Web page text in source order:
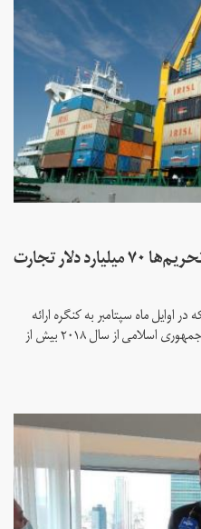
گزارش دولت آمریکا به کنگره: تحریم‌ها ۷۰ میلیارد دلار تجارت
اوایل ماه سپتامبر به کنگره ارائه
شد، تحریم‌های دولت دونالد ترامپ علیه جمهوری اسلامی از سال ۲۰۱۸ بیش از